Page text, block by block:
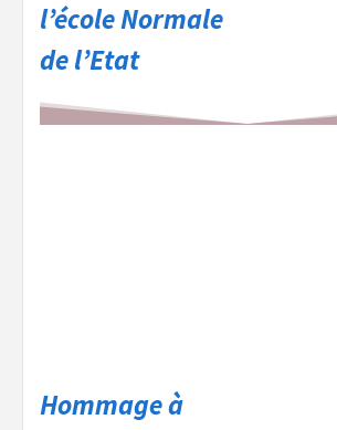
l’école Normale
de l’Etat
Hommage à